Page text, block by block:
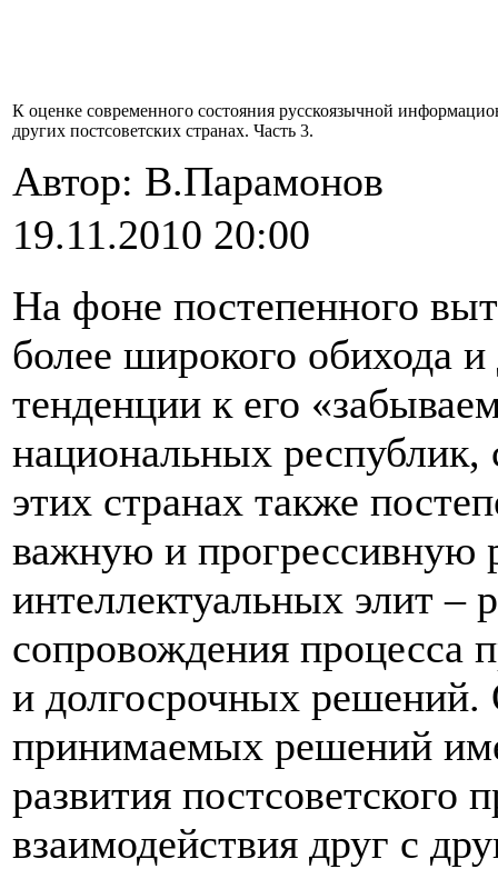
К оценке современного состояния русскоязычной
других постсоветских странах. Часть 3.
Автор: В.Парамонов
19.11.2010 20:00
На фоне постепенного
более широкого обихода
тенденции к его
национальных республик,
этих странах также
важную и прогрессивную
интеллектуальных элит –
сопровождения процесса
и долгосрочных решений.
принимаемых решений
развития постсоветского
взаимодействия друг с